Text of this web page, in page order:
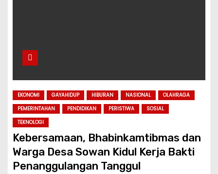
EKONOMI GAYAHIDUP HIBURAN NASIONAL
OLAHRAGA
PEMERINTAHAN
PENDIDIKAN PERISTIWA
SOSIAL
TEKNOLOGI
Kebersamaan, Bhabinkamtibmas dan
Warga Desa Sowan Kidul Kerja Bakti
Penanggulangan Tanggul